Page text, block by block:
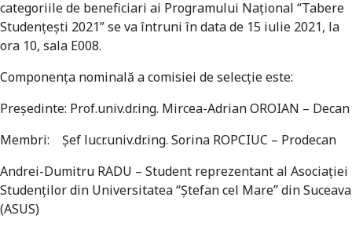
categoriile de beneficiari ai Programului Național “Tabere
Studențești 2021” se va întruni în data de 15 iulie 2021, la
ora 10, sala E008.
Componenţa nominală a comisiei de selecție este:
Președinte: Prof.univ.dr.ing. Mircea-Adrian OROIAN – Decan
Membri: Șef lucr.univ.dr.ing. Sorina ROPCIUC – Prodecan
Andrei-Dumitru RADU – Student reprezentant al Asociației
Studenţilor din Universitatea “Ștefan cel Mare” din Suceava
(ASUS)